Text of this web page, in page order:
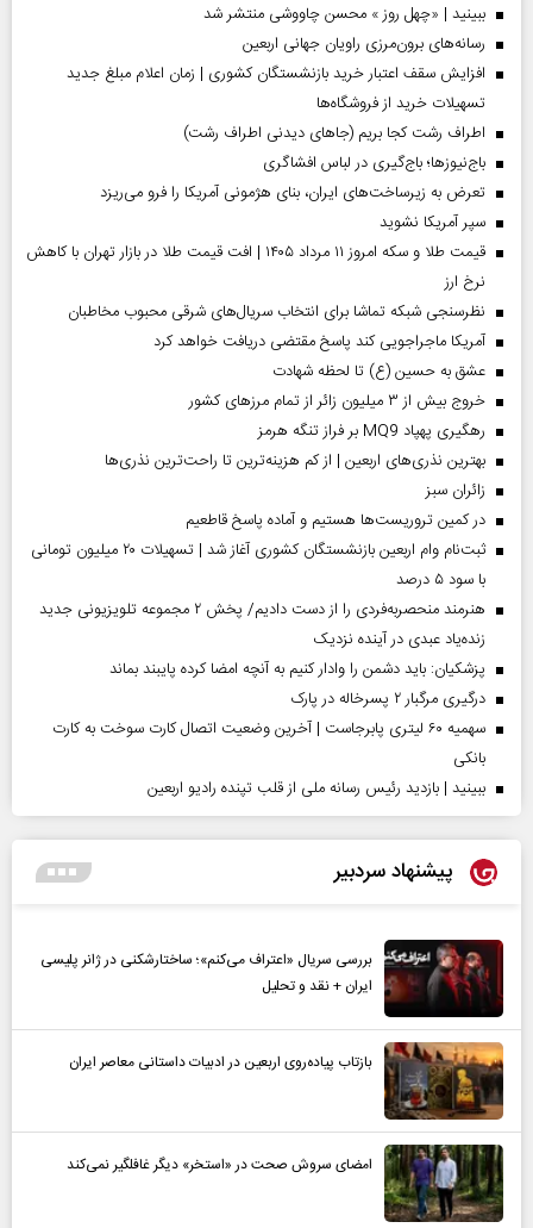
ببینید | «چهل روز » محسن چاووشی منتشر شد
رسانه‌های برون‌مرزی راویان جهانی اربعین
افزایش سقف اعتبار خرید بازنشستگان کشوری | زمان اعلام مبلغ جدید
تسهیلات خرید از فروشگاه‌ها
اطراف رشت کجا بریم (جاهای دیدنی اطراف رشت)
باج‌نیوزها؛ باج‌گیری در لباس افشاگری
تعرض به زیرساخت‌های ایران، بنای هژمونی آمریکا را فرو می‌ریزد
سپر آمریکا نشوید
قیمت طلا و سکه امروز ۱۱ مرداد ۱۴۰۵ | افت قیمت طلا در بازار تهران با کاهش
نرخ ارز
نظرسنجی شبکه تماشا برای انتخاب سریال‌های شرقی محبوب مخاطبان
آمریکا ماجراجویی کند پاسخ مقتضی دریافت خواهد کرد
عشق به حسین (ع) تا لحظه شهادت
خروج بیش از ۳ میلیون زائر از تمام مرز‌های کشور
رهگیری پهپاد MQ9 بر فراز تنگه هرمز
بهترین نذری‌های اربعین | از کم هزینه‌ترین تا راحت‌ترین نذری‌ها
‌زائران سبز
در کمین تروریست‌ها هستیم و آماده پاسخ قاطعیم
ثبت‌نام وام اربعین بازنشستگان کشوری آغاز شد | تسهیلات ۲۰ میلیون تومانی
با سود ۵ درصد
هنرمند منحصر‌به‌فردی را از دست دادیم/ پخش ۲ مجموعه تلویزیونی جدید
زنده‌یاد عبدی در آینده نزدیک
پزشکیان: باید دشمن را وادار کنیم به آنچه امضا کرده پایبند بماند
درگیری مرگبار ۲ پسرخاله در پارک
سهمیه ۶۰ لیتری پابرجاست | آخرین وضعیت اتصال کارت سوخت به کارت
بانکی
ببینید | بازدید رئیس رسانه ملی از قلب تپنده رادیو اربعین
پیشنهاد سردبیر
بررسی سریال «اعتراف می‌کنم»؛ ساختارشکنی در ژانر پلیسی
ایران + نقد و تحلیل
بازتاب پیاده‌روی اربعین در ادبیات داستانی معاصر ایران
امضای سروش صحت در «استخر» دیگر غافلگیر نمی‌کند